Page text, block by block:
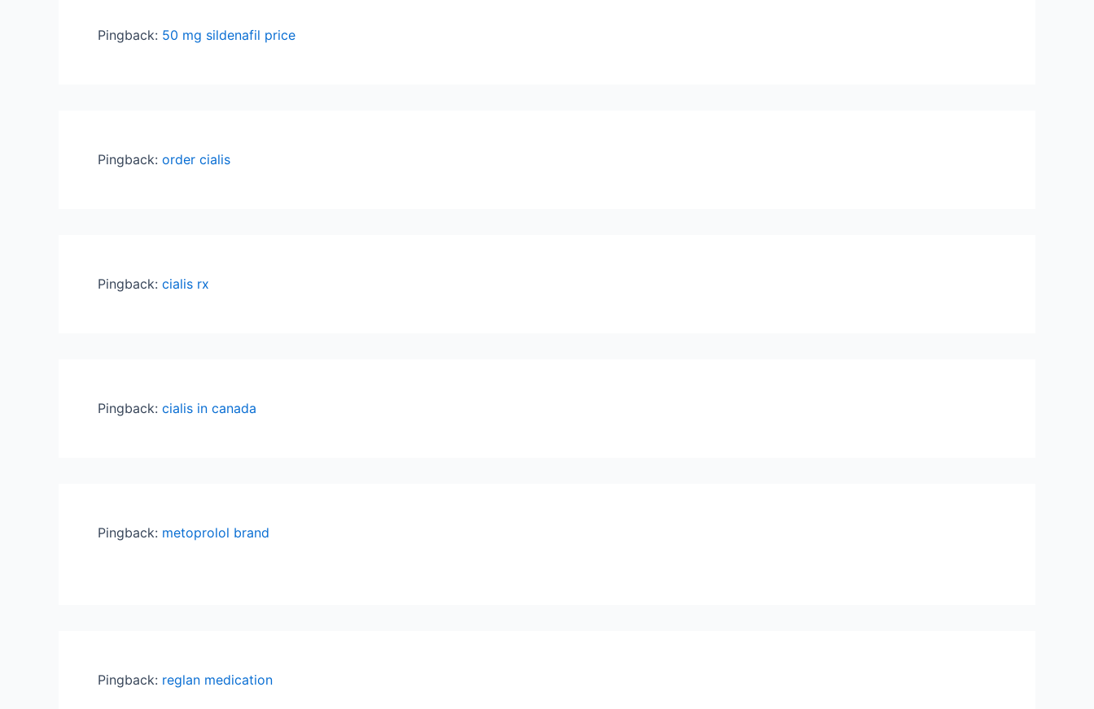
Pingback: 50 mg sildenafil price
Pingback: order cialis
Pingback: cialis rx
Pingback: cialis in canada
Pingback: metoprolol brand
Pingback: reglan medication